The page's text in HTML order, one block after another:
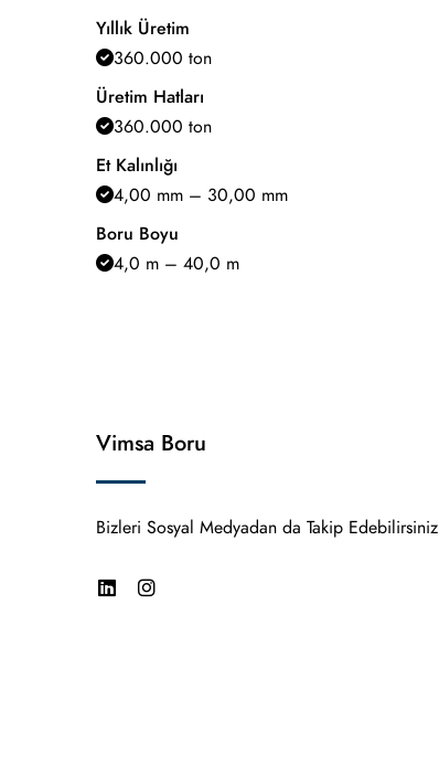
Yıllık Üretim
360.000 ton
Üretim Hatları
360.000 ton
Et Kalınlığı
4,00 mm – 30,00 mm
Boru Boyu
4,0 m – 40,0 m
Vimsa Boru
Bizleri Sosyal Medyadan da Takip Edebilirsiniz